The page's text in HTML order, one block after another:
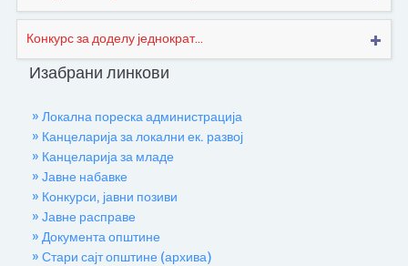
Конкурс за доделу једнократ...
Изабрани линкови
» Локална пореска администрација
» Канцеларија за локални ек. развој
» Канцеларија за младе
» Јавне набавке
» Конкурси, јавни позиви
» Јавне расправе
» Документа општине
» Стари сајт општине (архива)